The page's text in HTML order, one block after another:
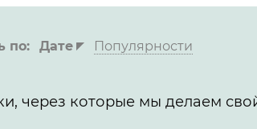
по: Дате Популярности
через которые мы делаем